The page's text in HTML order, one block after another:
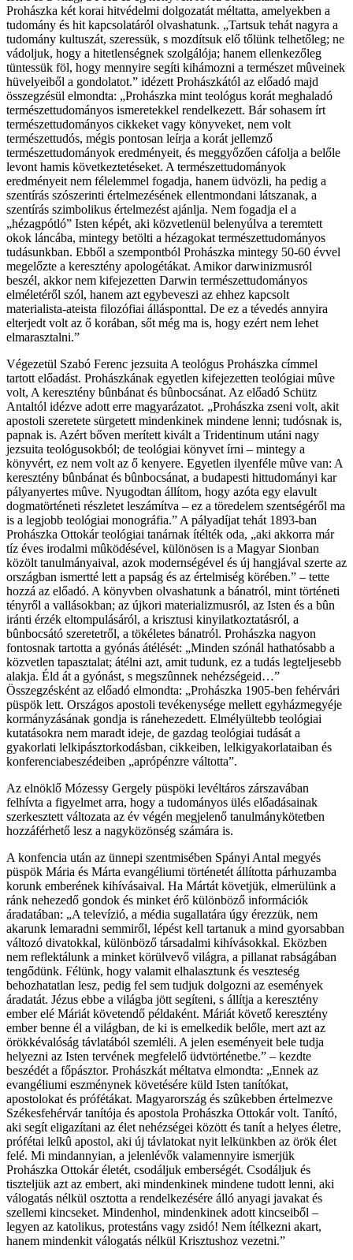
Prohászka két korai hitvédelmi dolgozatát méltatta, amelyekben a
tudomány és hit kapcsolatáról olvashatunk. „Tartsuk tehát nagyra a
tudomány kultuszát, szeressük, s mozdítsuk elő tőlünk telhetőleg; ne
vádoljuk, hogy a hitetlenségnek szolgálója; hanem ellenkezőleg
tüntessük föl, hogy mennyire segíti kihámozni a természet mûveinek
hüvelyeiből a gondolatot.” idézett Prohászkától az előadó majd
összegzésül elmondta: „Prohászka mint teológus korát meghaladó
természettudományos ismeretekkel rendelkezett. Bár sohasem írt
természettudományos cikkeket vagy könyveket, nem volt
természettudós, mégis pontosan leírja a korát jellemző
természettudományok eredményeit, és meggyőzően cáfolja a belőle
levont hamis következtetéseket. A természettudományok
eredményeit nem félelemmel fogadja, hanem üdvözli, ha pedig a
szentírás szószerinti értelmezésének ellentmondani látszanak, a
szentírás szimbolikus értelmezést ajánlja. Nem fogadja el a
„hézagpótló” Isten képét, aki közvetlenül belenyúlva a teremtett
okok láncába, mintegy betölti a hézagokat természettudományos
tudásunkban. Ebből a szempontból Prohászka mintegy 50-60 évvel
megelőzte a keresztény apologétákat. Amikor darwinizmusról
beszél, akkor nem kifejezetten Darwin természettudományos
elméletéről szól, hanem azt egybeveszi az ehhez kapcsolt
materialista-ateista filozófiai állásponttal. De ez a tévedés annyira
elterjedt volt az ő korában, sőt még ma is, hogy ezért nem lehet
elmarasztalni.”
Végezetül Szabó Ferenc jezsuita A teológus Prohászka címmel
tartott előadást. Prohászkának egyetlen kifejezetten teológiai mûve
volt, A keresztény bûnbánat és bûnbocsánat. Az előadó Schütz
Antaltól idézve adott erre magyarázatot. „Prohászka zseni volt, akit
apostoli szeretete sürgetett mindenkinek mindene lenni; tudósnak is,
papnak is. Azért bőven merített kivált a Tridentinum utáni nagy
jezsuita teológusokból; de teológiai könyvet írni – mintegy a
könyvért, ez nem volt az ő kenyere. Egyetlen ilyenféle mûve van: A
keresztény bûnbánat és bûnbocsánat, a budapesti hittudományi kar
pályanyertes mûve. Nyugodtan állítom, hogy azóta egy elavult
dogmatörténeti részletet leszámítva – ez a töredelem szentségéről ma
is a legjobb teológiai monográfia.” A pályadíjat tehát 1893-ban
Prohászka Ottokár teológiai tanárnak ítélték oda, „aki akkorra már
tíz éves irodalmi mûködésével, különösen is a Magyar Sionban
közölt tanulmányaival, azok modernségével és új hangjával szerte az
országban ismertté lett a papság és az értelmiség körében.” – tette
hozzá az előadó. A könyvben olvashatunk a bánatról, mint történeti
tényről a vallásokban; az újkori materializmusról, az Isten és a bûn
iránti érzék eltompulásáról, a krisztusi kinyilatkoztatásról, a
bûnbocsátó szeretetről, a tökéletes bánatról. Prohászka nagyon
fontosnak tartotta a gyónás átélését: „Minden szónál hathatósabb a
közvetlen tapasztalat; átélni azt, amit tudunk, ez a tudás legteljesebb
alakja. Éld át a gyónást, s megszûnnek nehézségeid…”
Összegzésként az előadó elmondta: „Prohászka 1905-ben fehérvári
püspök lett. Országos apostoli tevékenysége mellett egyházmegyéje
kormányzásának gondja is ránehezedett. Elmélyültebb teológiai
kutatásokra nem maradt ideje, de gazdag teológiai tudását a
gyakorlati lelkipásztorkodásban, cikkeiben, lelkigyakorlataiban és
konferenciabeszédeiben „aprópénzre váltotta”.
Az elnöklő Mózessy Gergely püspöki levéltáros zárszavában
felhívta a figyelmet arra, hogy a tudományos ülés előadásainak
szerkesztett változata az év végén megjelenő tanulmánykötetben
hozzáférhető lesz a nagyközönség számára is.
A konfencia után az ünnepi szentmisében Spányi Antal megyés
püspök Mária és Márta evangéliumi történetét állította párhuzamba
korunk emberének kihívásaival. Ha Mártát követjük, elmerülünk a
ránk nehezedő gondok és minket érő különböző információk
áradatában: „A televízió, a média sugallatára úgy érezzük, nem
akarunk lemaradni semmiről, lépést kell tartanuk a mind gyorsabban
változó divatokkal, különböző társadalmi kihívásokkal. Eközben
nem reflektálunk a minket körülvevő világra, a pillanat rabságában
tengődünk. Félünk, hogy valamit elhalasztunk és veszteség
behozhatatlan lesz, pedig fel sem tudjuk dolgozni az események
áradatát. Jézus ebbe a világba jött segíteni, s állítja a keresztény
ember elé Máriát követendő példaként. Máriát követő keresztény
ember benne él a világban, de ki is emelkedik belőle, mert azt az
örökkévalóság távlatából szemléli. A jelen eseményeit bele tudja
helyezni az Isten tervének megfelelő üdvtörténetbe.” – kezdte
beszédét a főpásztor. Prohászkát méltatva elmondta: „Ennek az
evangéliumi eszménynek követésére küld Isten tanítókat,
apostolokat és prófétákat. Magyarország és szûkebben értelmezve
Székesfehérvár tanítója és apostola Prohászka Ottokár volt. Tanító,
aki segít eligazítani az élet nehézségei között és tanít a helyes életre,
prófétai lelkû apostol, aki új távlatokat nyit lelkünkben az örök élet
felé. Mi mindannyian, a jelenlévők valamennyire ismerjük
Prohászka Ottokár életét, csodáljuk emberségét. Csodáljuk és
tiszteljük azt az embert, aki mindenkinek mindene tudott lenni, aki
válogatás nélkül osztotta a rendelkezésére álló anyagi javakat és
szellemi kincseket. Mindenhol, mindenkinek adott kincseiből –
legyen az katolikus, protestáns vagy zsidó! Nem ítélkezni akart,
hanem mindenkit válogatás nélkül Krisztushoz vezetni.”